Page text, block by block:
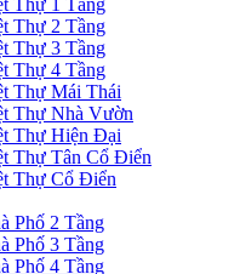
Thự 1 Tầng
Thự 2 Tầng
Thự 3 Tầng
Thự 4 Tầng
Thự Mái Thái
Thự Nhà Vườn
Thự Hiện Đại
Thự Tân Cổ Điển
Thự Cổ Điển
Phố 2 Tầng
Phố 3 Tầng
Phố 4 Tầng